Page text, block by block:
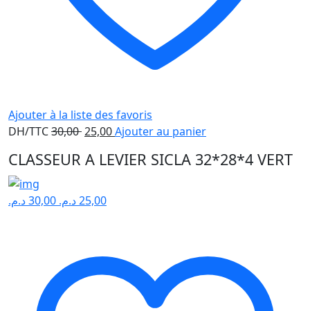
Ajouter à la liste des favoris
DH/TTC30,00Le
initial
30,00 .
25,00Le
actuel
Ajouter au panier
CLASSEUR A LEVIER SICLA 32*28*4 VERT
30,00د.م. 25,00د.م.